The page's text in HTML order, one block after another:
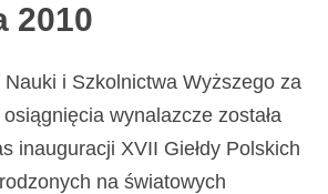
2010
i Szkolnictwa Wyższego za
wynalazcze została
inauguracji XVII Giełdy Polskich
na światowych